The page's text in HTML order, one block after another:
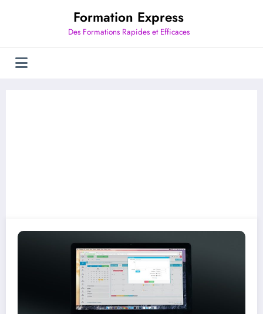
Formation Express
Des Formations Rapides et Efficaces